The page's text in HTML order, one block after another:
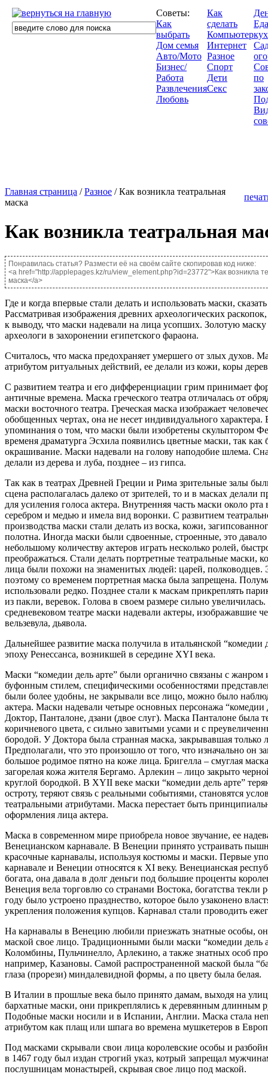
Советы:
Как
выбрать
Дом семья
Авто/Мото
Бизнес/
Работа
Развлечения
Любовь
Как
сделать
Компьютер
Интернет
Разное
Спорт
Дети
Секс
по
Главная страница /Разное / Как возникла театральная
маска
Как возникла театральная
Понравилась статья? Размести её на своём сайте скопировав код ниже:
<a href="http://applepages.kz/ru/view_element.php?id=23772">Как возникла
маска</a>
Где и когда впервые стали делать и использовать маски,
Рассматривая изображения древних археологических
к выводу, что маски надевали на лица усопших. Золотую
археологи в захоронении египетского фараона.
Считалось, что маска предохраняет умершего от злых духов.
атрибутом ритуальных действий, ее делали из кожи, коры
С развитием театра и его дифференциации грим принимает
античные времена. Маска греческого театра отличалась от
маски восточного театра. Греческая маска изображает
обобщенных чертах, она не несет индивидуального характера.
упоминания о том, что маски были изобретены скульптором
временя драматурга Эсхила появились цветные маски, так как
окрашивание. Маски надевали на голову наподобие шлема.
делали из дерева и луба, позднее – из гипса.
Так как в театрах Древней Греции и Рима зрительные залы
сцена располагалась далеко от зрителей, то и в масках делали
для усиления голоса актера. Внутренняя часть маски около
серебром и медью и имела вид воронки. С развитием
производства маски стали делать из воска, кожи,
полотна. Иногда маски были сдвоенные, строенные, это
небольшому количеству актеров играть несколько ролей,
преображаться. Стали делать портретные театральные маски,
лица были похожи на знаменитых людей: царей, полководцев.
поэтому со временем портретная маска была запрещена.
использовали редко. Позднее стали к маскам прикреплять
из пакли, веревок. Голова в своем размере сильно
средневековом театре маски надевали актеры, изображавшие
вельзевула, дьявола.
Дальнейшее развитие маска получила в итальянской “комедии
эпоху Ренессанса, возникшей в середине XYI века.
Маски “комедии дель арте” были органично связаны с жанром
буфонным стилем, специфическими особенностями
были более удобны, не закрывали все лицо, можно было
актера. Маски надевали четыре основных персонажа “комедии
Доктор, Панталоне, дзани (двое слуг). Маска Панталоне была
коричневого цвета, с сильно завитыми усами и с
бородой. У Доктора была странная маска, закрывавшая только
Предполагали, что это произошло от того, что изначально он
большое родимое пятно на коже лица. Бригелла – смуглая
загорелая кожа жителя Бергамо. Арлекин – лицо закрыто
круглой бородкой. В XYII веке маски “комедии дель арте”
остроту, теряют связь с реальными событиями, становятся
театральными атрибутами. Маска перестает быть
оформления лица актера.
Маска в современном мире приобрела новое звучание, ее
Венецианском карнавале. В Венеции принято устраивать
красочные карнавалы, используя костюмы и маски. Первые
карнавале и Венеции относятся к XI веку. Венецианская
богата, она давала в долг деньги под большие проценты
Венеция вела торговлю со странами Востока, богатства текли
году было устроено празднество, которое было узаконено
укрепления положения купцов. Карнавал стали проводить
На карнавалы в Венецию любили приезжать знатные особы,
маской свое лицо. Традиционными были маски “комедии дель
Коломбины, Пульчинелло, Арлекино, а также знатных особ
например, Казановы. Самой распространенной маской была
глаза (прорези) миндалевидной формы, а по цвету была белая.
В Италии в прошлые века было принято дамам, выходя на
бархатные маски, они прикреплялись к деревянным длинным
Подобные маски носили и в Испании, Англии. Маска стала
атрибутом как плащ или шпага во времена мушкетеров в
Под масками скрывали свои лица королевские особы и
в 1467 году был издан строгий указ, котрый запрещал
послушницам монастырей, скрывая свое лицо под маской.